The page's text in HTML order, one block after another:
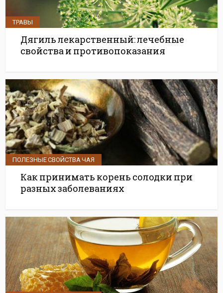
ТРАВЫ
Дягиль лекарственный: лечебные
свойства и противопоказания
ПОЛЕЗНЫЕ СВОЙСТВА ЧАЯ
Как принимать корень солодки при
разных заболеваниях